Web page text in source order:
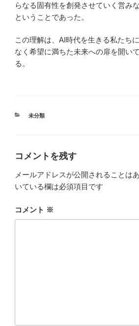
らなる固有性を創発させていく営み
ということであった。
この理解は、AI時代を生きる私たち
なく希望に満ちた未来への扉を開い
る。
カ
未分類
コメントを残す
メールアドレスが公開されることは
いている欄は必須項目です
コメント ※